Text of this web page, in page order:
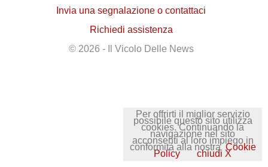
Invia una segnalazione o contattaci
Richiedi assistenza
© 2026 - Il Vicolo Delle News
Per offrirti il miglior servizio
possibile questo sito utilizza
cookies. Continuando la
navigazione nel sito
acconsenti al loro impiego in
conformità alla nostra Cookie
Policy chiudi X